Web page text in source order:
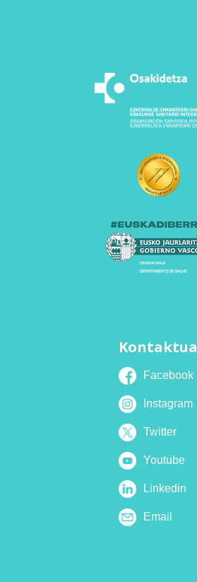
Kontaktua
Facebook
Instagram
Twitter
Youtube
Linkedin
Email